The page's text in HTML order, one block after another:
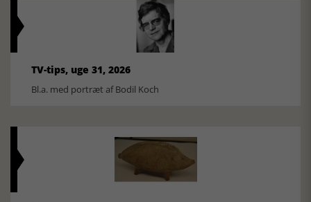
TV-tips, uge 31, 2026
Bl.a. med portræt af Bodil Koch